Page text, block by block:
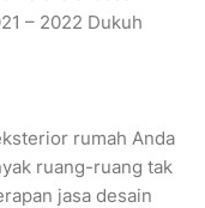
– 2022 Dukuh
rumah Anda
ruang-ruang tak
jasa desain